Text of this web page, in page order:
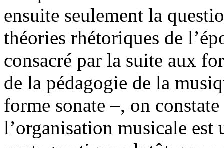
ensuite seulement la
théories rhétoriques de
consacré par la suite aux
de la pédagogie de la
forme sonate –, on
l’organisation musicale est